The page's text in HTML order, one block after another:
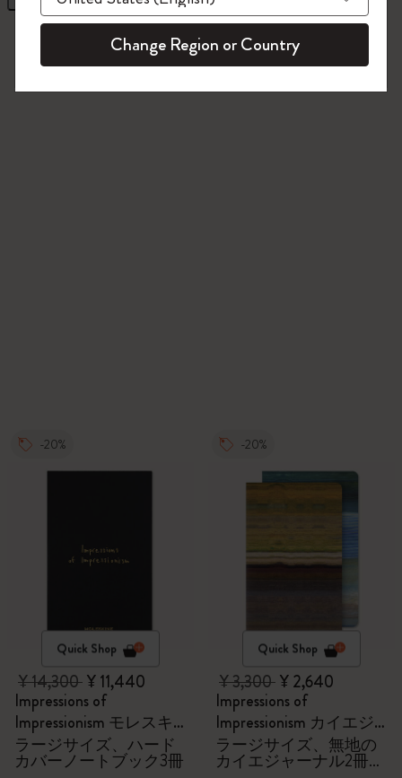
845 プロダクツ
-20%
Quick Shop
¥ 14,300¥ 11,440
Impressions of
Impressionism モレスキ
ン会員限定の特別セッ
ト - ノートブック
ラージサイズ、ハード
カバーノートブック3冊
-20%
Quick Shop
¥ 3,300¥ 2,640
Impressions of
Impressionism カイエジ
ャーナル
ラージサイズ、無地の
カイエジャーナル2冊セ
今すぐ会員登録 !
Change Region or Country